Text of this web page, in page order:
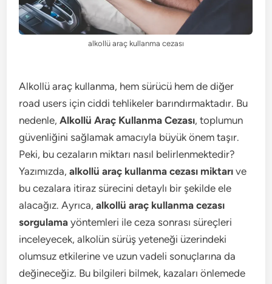
alkollü araç kullanma cezası
Alkollü araç kullanma, hem sürücü hem de diğer
road users için ciddi tehlikeler barındırmaktadır. Bu
nedenle,Alkollü Araç Kullanma Cezası, toplumun
güvenliğini sağlamak amacıyla büyük önem taşır.
Peki, bu cezaların miktarı nasıl belirlenmektedir?
Yazımızda,alkollü araç kullanma cezası miktarı ve
bu cezalara itiraz sürecini detaylı bir şekilde ele
alacağız. Ayrıca,alkollü araç kullanma cezası
sorgulama yöntemleri ile ceza sonrası süreçleri
inceleyecek, alkolün sürüş yeteneği üzerindeki
olumsuz etkilerine ve uzun vadeli sonuçlarına da
değineceğiz. Bu bilgileri bilmek, kazaları önlemede